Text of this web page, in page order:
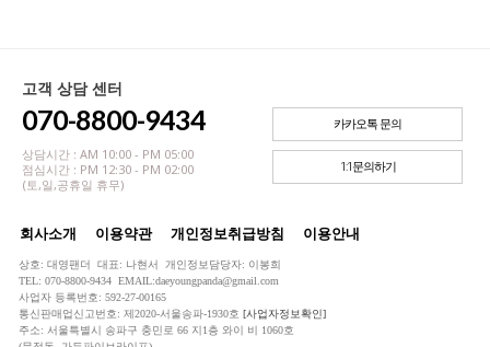
고객 상담 센터
070-8800-9434
상담시간 : AM 10:00 - PM 05:00
점심시간 : PM 12:30 - PM 02:00
(토,일,공휴일 휴무)
카카오톡 문의
1:1문의하기
회사소개 이용약관 개인정보취급방침 이용안내
상호: 대영팬더 대표: 나현서 개인정보담당자: 이봉희
TEL: 070-8800-9434 EMAIL:daeyoungpanda@gmail.com
사업자 등록번호: 592-27-00165
통신판매업신고번호: 제2020-서울송파-1930호 [사업자정보확인]
주소: 서울특별시 송파구 충민로 66 지1층 와이 비 1060호